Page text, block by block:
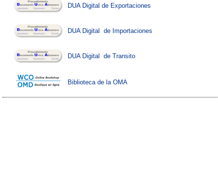
DUA Digital de Exportaciones
DUA Digital de Importaciones
DUA Digital de Transito
Biblioteca de la OMA